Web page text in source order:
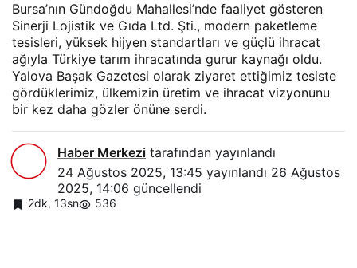
Bursa’nın Gündoğdu Mahallesi’nde faaliyet gösteren
Sinerji Lojistik ve Gıda Ltd. Şti., modern paketleme
tesisleri, yüksek hijyen standartları ve güçlü ihracat
ağıyla Türkiye tarım ihracatında gurur kaynağı oldu.
Yalova Başak Gazetesi olarak ziyaret ettiğimiz tesiste
gördüklerimiz, ülkemizin üretim ve ihracat vizyonunu
bir kez daha gözler önüne serdi.
Haber Merkezi tarafından yayınlandı
24 Ağustos 2025, 13:45 yayınlandı 26 Ağustos
2025, 14:06 güncellendi
2dk, 13sn 536